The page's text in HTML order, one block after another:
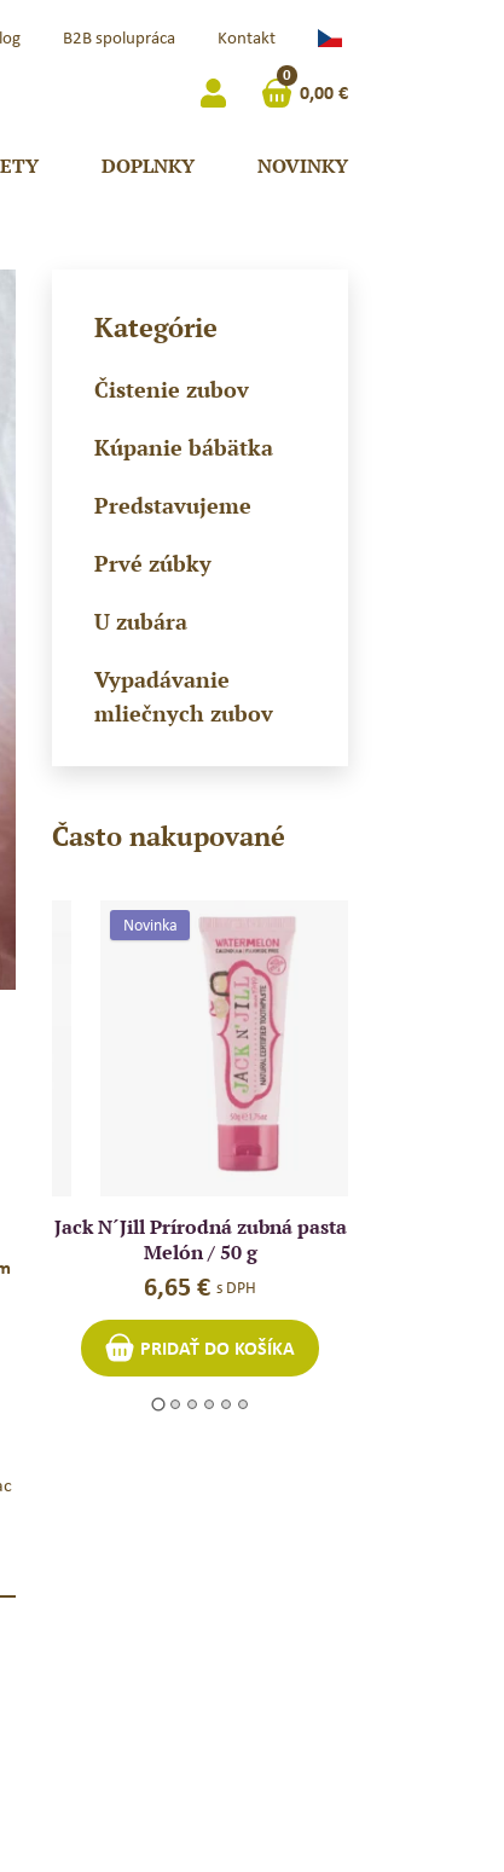
B2B spolupráca Kontakt
0
0,00€
DOPLNKY NOVINKY
Kategórie
Čistenie zubov
Kúpanie bábätka
Predstavujeme
Prvé zúbky
U zubára
Vypadávanie
mliečnych zubov
Často nakupované
Novinka
Jack N´Jill Prírodná zubná pasta
Jablko / 50 g
6,65€ s DPH
PRIDAŤ DO KOŠÍKA